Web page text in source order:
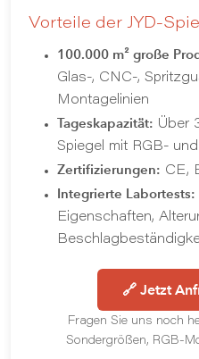
Vorteile der JYD-
100.000 m² große
Glas-, CNC-,
Montagelinien
Tageskapazität: Über
Spiegel mit RGB-
Zertifizierungen: CE,
Integrierte Labortests:
Eigenschaften,
🔗 Jetzt
Fragen Sie uns noch
Sondergrößen, RGB-